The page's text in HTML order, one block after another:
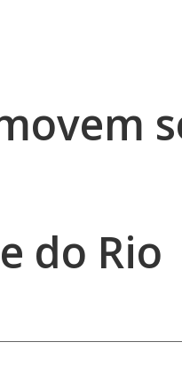
do Rio